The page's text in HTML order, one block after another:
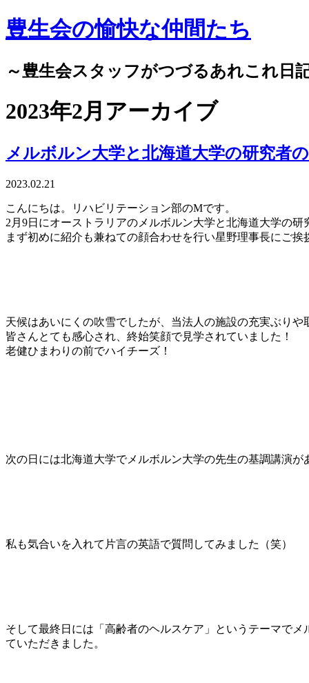
豊生会の愉快な仲間たち
～豊生会スタッフがつづるあれこれ日
2023年2月アーカイブ
メルボルン大学と北海道大学の研究者
2023.02.21
こんにちは。リハビリテーション部のMです。
2月9日にオーストラリアのメルボルン大学と北海道大学の
まず初めに紹介も兼ねての顔合わせを行い星野理事長にご挨
天候はあいにくの吹雪でしたが、当法人の施設の充実ぶりや
皆さんとても感心され、終始笑顔で見学されていました！
老健ひまわりの前でハイチーズ！
次の日には北海道大学でメルボルン大学の先生の基調講演が
私も気合いを入れて片言の英語で質問してみました（笑）
そして最終日には「高齢者のヘルスケア」というテーマで
ていただきました。